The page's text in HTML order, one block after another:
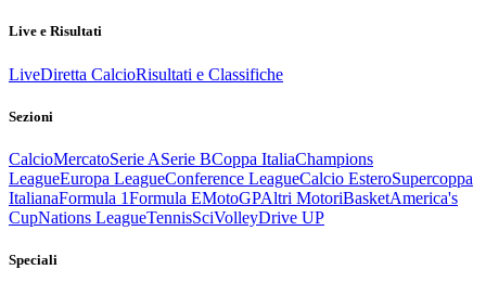
Live e Risultati
LiveDiretta CalcioRisultati e Classifiche
Sezioni
CalcioMercatoSerie ASerie BCoppa ItaliaChampions
LeagueEuropa LeagueConference LeagueCalcio EsteroSupercoppa
ItalianaFormula 1Formula EMotoGPAltri MotoriBasketAmerica's
CupNations LeagueTennisSciVolleyDrive UP
Speciali